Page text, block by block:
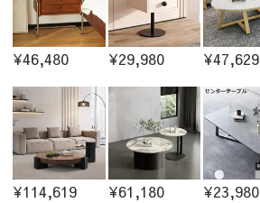
¥46,480 ¥29,980 ¥47,629
¥114,619 ¥61,180 ¥23,980